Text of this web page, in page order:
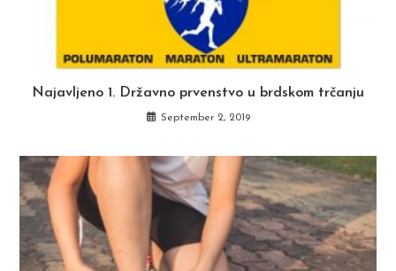
Najavljeno 1. Državno prvenstvo u brdskom trčanju
September 2, 2019